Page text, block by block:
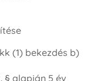
(1) bekezdés b)
§ alapján 5 év